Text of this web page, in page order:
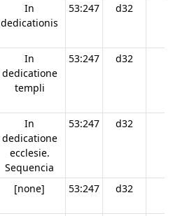
In
dedicationis
53:247 d32
In
dedicatione
templi
53:247 d32
In
dedicatione
ecclesie.
Sequencia
53:247 d32
[none] 53:247 d32